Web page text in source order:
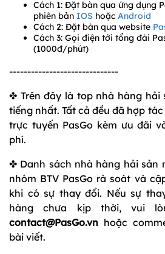
Cách 1: Đặt bàn qua ứng dụng
phiên bản IOS hoặc Android
Cách 2: Đặt bàn qua website
Cách 3: Gọi điện tới tổng đài
(1000đ/phút)
------------------------------
✤ Trên đây là top nhà hàng hải
tiếng nhất. Tất cả đều đã hợp
trực tuyến PasGo kèm ưu đãi
phí.
✤ Danh sách nhà hàng hải sản
nhóm BTV PasGo rà soát và
khi có sự thay đổi. Nếu sự
hàng chưa kịp thời, vui
contact@PasGo.vn hoặc
bài viết.